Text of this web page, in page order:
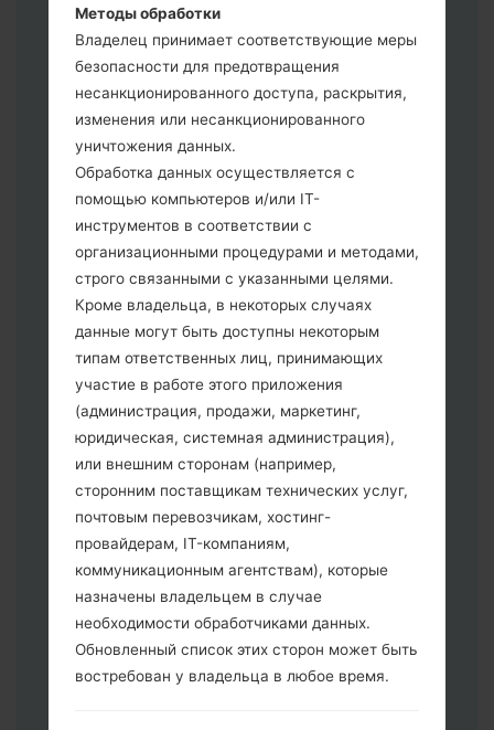
Инструкции
Скачайте на свой ПК:
Далее загрузите и распакуйте файл
прошивки.
Вам необходимо 1 (Выбрать 1 файл
прошивки здесь) или 5 (Выбрать 5
файл прошивки здесь) файлов для
прошивки:
AP: "System & Recovery"
CP: "Modem & Radio"
CSC _ ***: "Country & Region & Operator"
HOME_CSC _ ***: "Country & Region &
Operator"
Методы обработки
Владелец принимает соответствующие меры
безопасности для предотвращения
несанкционированного доступа, раскрытия,
изменения или несанкционированного
уничтожения данных.
Обработка данных осуществляется с
помощью компьютеров и/или IT-
инструментов в соответствии с
организационными процедурами и методами,
строго связанными с указанными целями.
Кроме владельца, в некоторых случаях
данные могут быть доступны некоторым
типам ответственных лиц, принимающих
участие в работе этого приложения
(администрация, продажи, маркетинг,
юридическая, системная администрация),
или внешним сторонам (например,
сторонним поставщикам технических услуг,
почтовым перевозчикам, хостинг-
провайдерам, IT-компаниям,
коммуникационным агентствам), которые
назначены владельцем в случае
необходимости обработчиками данных.
Обновленный список этих сторон может быть
востребован у владельца в любое время.